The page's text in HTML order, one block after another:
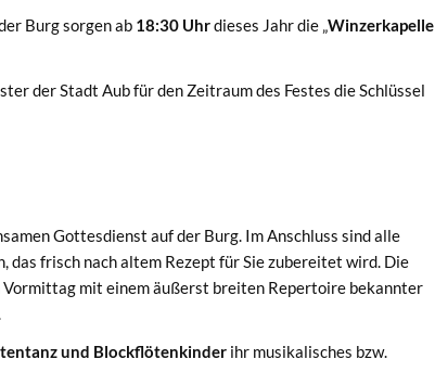
Burg sorgen ab 18:30 Uhrdieses Jahr die „Winzerkapelle
der Stadt Aub für den Zeitraum des Festes die Schlüssel
Gottesdienst auf der Burg. Im Anschluss sind alle
das frisch nach altem Rezept für Sie zubereitet wird. Die
Vormittag mit einem äußerst breiten Repertoire bekannter
und Blockflötenkinder ihr musikalisches bzw.